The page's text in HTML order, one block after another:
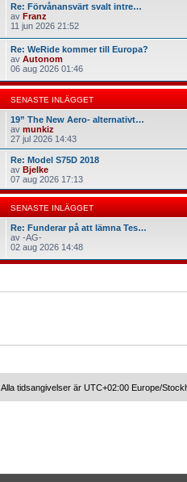
Re: Förvånansvärt svalt intre…
av Franz
11 jun 2026 21:52
Re: WeRide kommer till Europa?
av Autonom
06 aug 2026 01:46
SENASTE INLÄGGET
19” The New Aero- alternativt…
av munkiz
27 jul 2026 14:43
Re: Model S75D 2018
av Bjelke
07 aug 2026 17:13
SENASTE INLÄGGET
Re: Funderar på att lämna Tes…
av -AG-
02 aug 2026 14:48
Alla tidsangivelser är UTC+02:00 Europe/